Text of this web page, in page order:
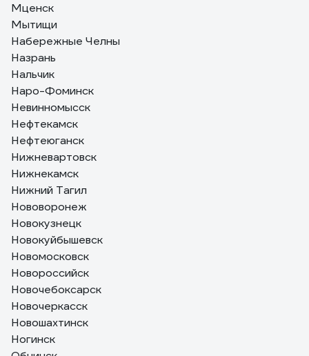
Мценск
Мытищи
Набережные Челны
Назрань
Нальчик
Наро-Фоминск
Невинномысск
Нефтекамск
Нефтеюганск
Нижневартовск
Нижнекамск
Нижний Тагил
Нововоронеж
Новокузнецк
Новокуйбышевск
Новомосковск
Новороссийск
Новочебоксарск
Новочеркасск
Новошахтинск
Ногинск